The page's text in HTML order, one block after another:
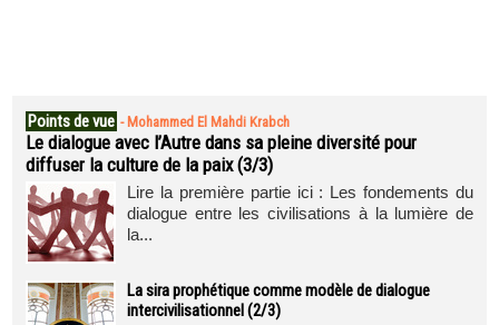
Points de vue - Mohammed El Mahdi Krabch
Le dialogue avec l’Autre dans sa pleine diversité pour
diffuser la culture de la paix (3/3)
Lire la première partie ici : Les fondements du
dialogue entre les civilisations à la lumière de
la...
La sira prophétique comme modèle de dialogue
intercivilisationnel (2/3)